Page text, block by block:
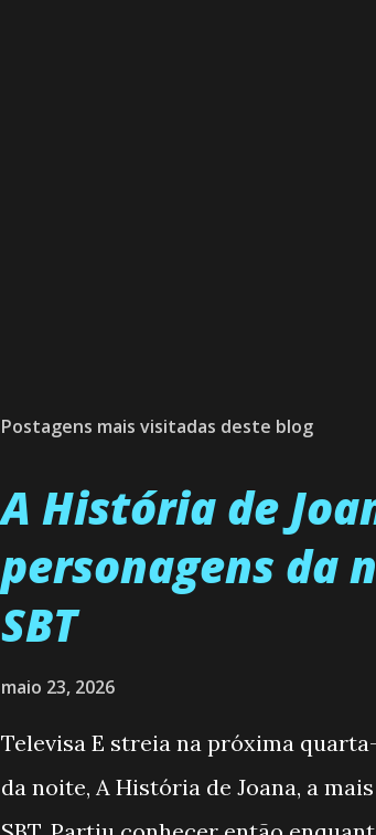
Postagens mais visitadas deste blog
A História de
personagens da
SBT
maio 23, 2026
Televisa E streia na próxima
da noite, A História de Joana, a